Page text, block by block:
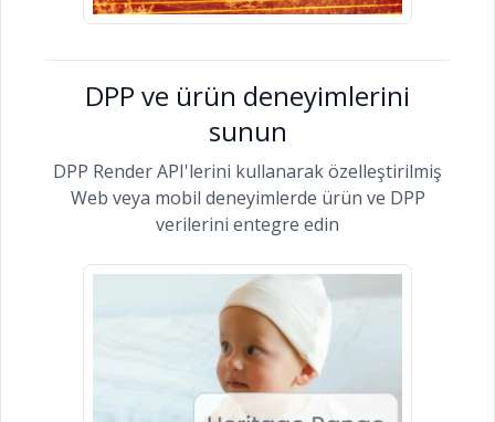
DPP ve ürün deneyimlerini
sunun
DPP Render API'lerini kullanarak özelleştirilmiş
Web veya mobil deneyimlerde ürün ve DPP
verilerini entegre edin